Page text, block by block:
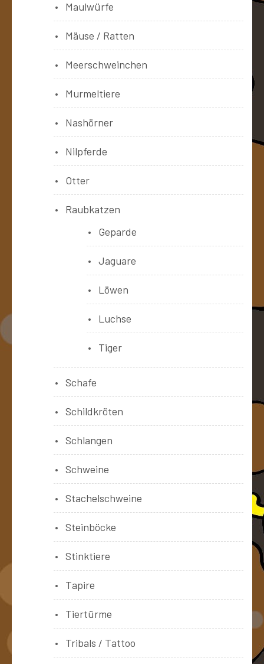
Maulwürfe
Mäuse / Ratten
Meerschweinchen
Murmeltiere
Nashörner
Nilpferde
Otter
Raubkatzen
Geparde
Jaguare
Löwen
Luchse
Tiger
Schafe
Schildkröten
Schlangen
Schweine
Stachelschweine
Steinböcke
Stinktiere
Tapire
Tiertürme
Tribals / Tattoo